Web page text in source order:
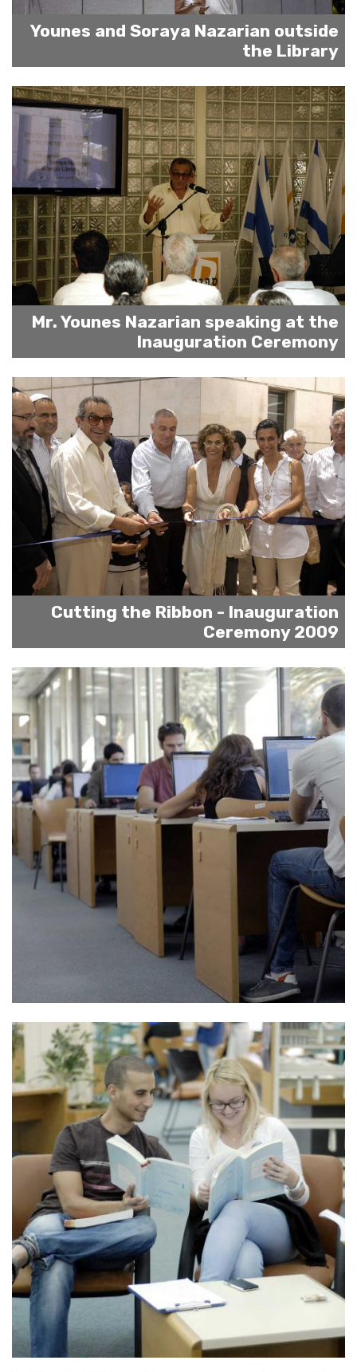
Younes and Soraya Nazarian outside
the Library
Mr. Younes Nazarian speaking at the
Inauguration Ceremony
Cutting the Ribbon - Inauguration
Ceremony 2009